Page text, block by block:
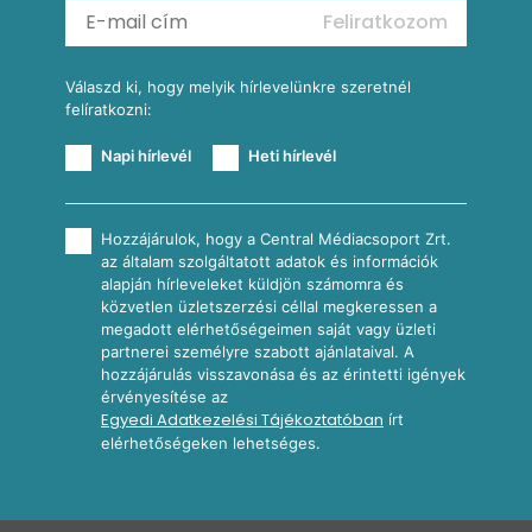
Feliratkozom
Válaszd ki, hogy melyik hírlevelünkre szeretnél
felíratkozni:
Napi hírlevél Heti hírlevél
Hozzájárulok, hogy a Central Médiacsoport Zrt.
az általam szolgáltatott adatok és információk
alapján hírleveleket küldjön számomra és
közvetlen üzletszerzési céllal megkeressen a
megadott elérhetőségeimen saját vagy üzleti
partnerei személyre szabott ajánlataival. A
hozzájárulás visszavonása és az érintetti igények
érvényesítése az
Egyedi Adatkezelési Tájékoztatóban írt
elérhetőségeken lehetséges.